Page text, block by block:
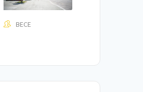
BECE